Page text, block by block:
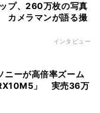
プ、260万枚の写真
カメラマンが語る撮
インタビュー
ーが高倍率ズーム
」 実売36万